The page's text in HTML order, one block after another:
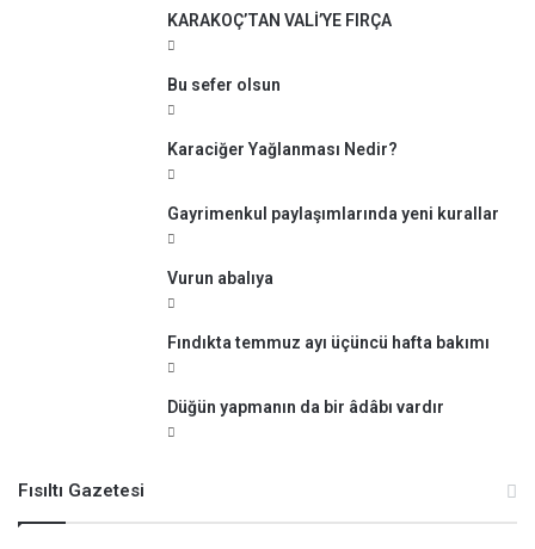
KARAKOÇ’TAN VALİ’YE FIRÇA
Bu sefer olsun
Karaciğer Yağlanması Nedir?
Gayrimenkul paylaşımlarında yeni kurallar
Vurun abalıya
Fındıkta temmuz ayı üçüncü hafta bakımı
Düğün yapmanın da bir âdâbı vardır
Fısıltı Gazetesi